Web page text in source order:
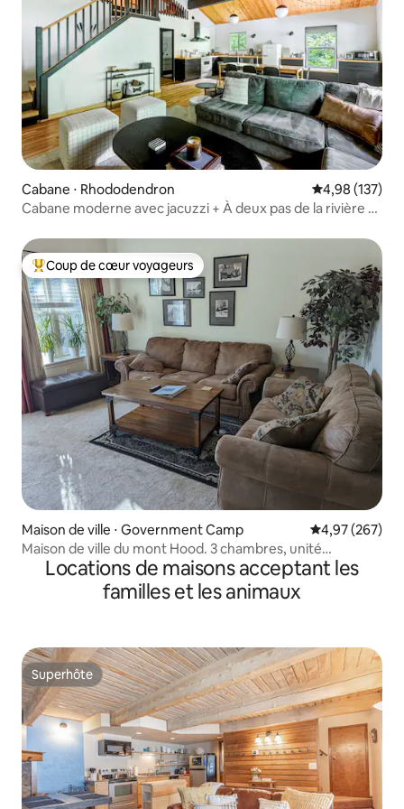
Cabane ⋅ Rhododendron Évaluation
4,98 (137)
Cabane moderne avec jacuzzi + À deux pas de la rivière •
Coups de cœur voyageurs les plus appréciés
Coup de cœur voyageurs
Maison de ville ⋅ Government Camp Évaluation
4,97 (267)
Maison de ville du mont Hood. 3 chambres, unité
d'extrémité. Jacuzzi et piscine
Locations de maisons acceptant les
familles et les animaux
Superhôte
Superhôte